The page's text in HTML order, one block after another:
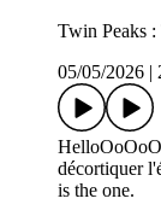
Twin Peaks
05/05/2026
décortiquer
is the one.